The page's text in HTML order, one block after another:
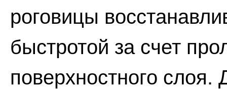
роговицы
быстротой за счет
поверхностного